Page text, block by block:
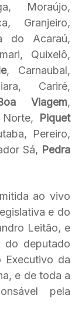
Moraújo,
Granjeiro,
do Acaraú,
Quixelô,
, Carnaubal,
Cariré,
Viagem,
Piquet
Pereiro,
Sá, Pedra
ao vivo
e do
Leitão, e
do deputado
Executivo da
e de toda a
pela